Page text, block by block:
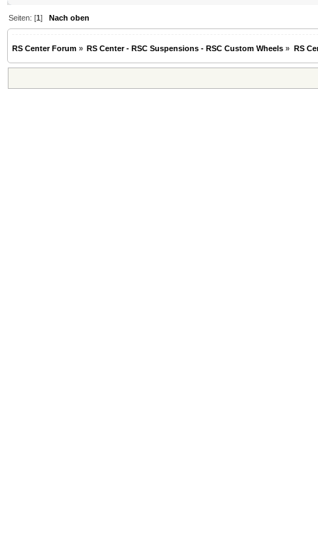
Seiten: [1]Nach oben
RS Center Forum » RS Center - RSC Suspensions - RSC Custom Wheels » RS